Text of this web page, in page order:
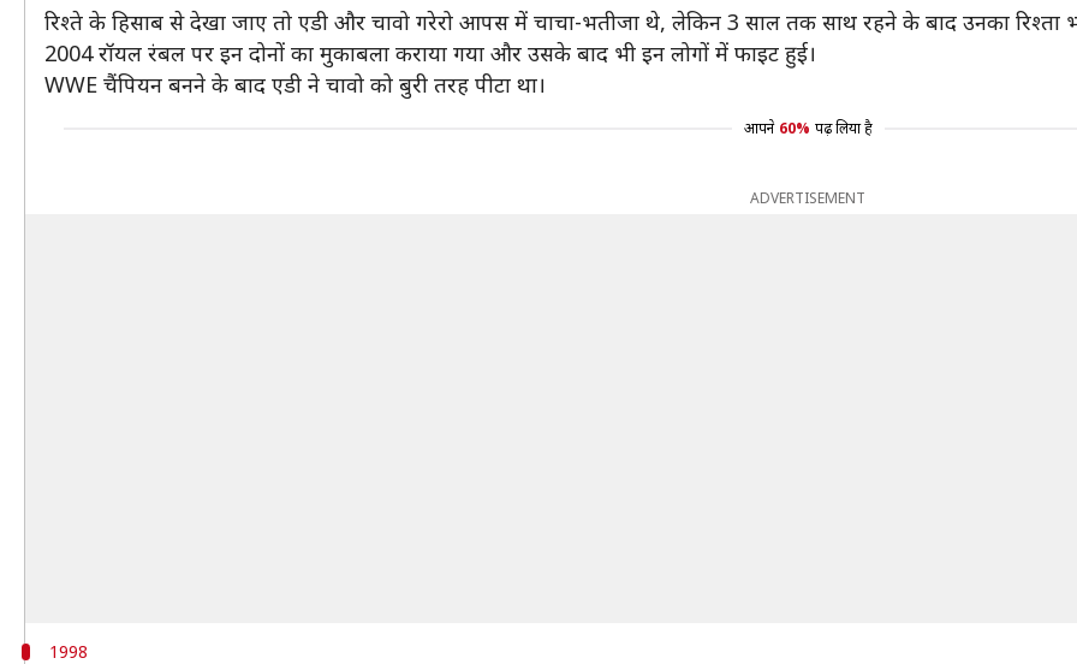
रिश्ते के हिसाब से देखा जाए तो एडी और चावो गरेरो आपस में चाचा-भतीजा थे, लेकिन 3 साल तक साथ रहने के बाद उनका रिश्ता
2004 रॉयल रंबल पर इन दोनों का मुकाबला कराया गया और उसके बाद भी इन लोगों में फाइट हुई।
WWE चैंपियन बनने के बाद एडी ने चावो को बुरी तरह पीटा था।
आपने 60% पढ़ लिया है
ADVERTISEMENT
1998